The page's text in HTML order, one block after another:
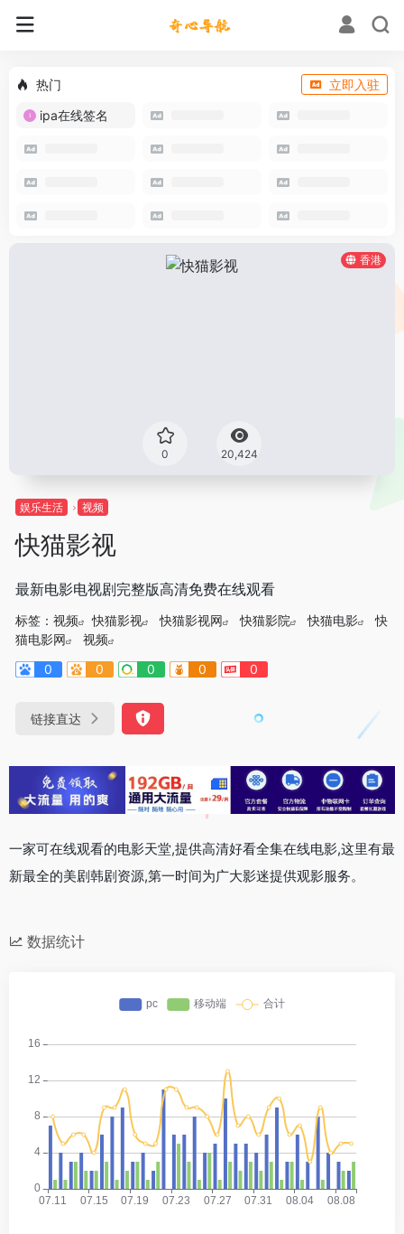
热门
立即入驻
ipa在线签名
香港
0 20,424
娱乐生活 视频
快猫影视
最新电影电视剧完整版高清免费在线观看
标签： 视频 快猫影视 快猫影视网 快猫影院 快猫电影
快
猫电影网
视频
0
0 0 0 0
链接直达
一家可在线观看的电影天堂,提供高清好看全集在线电影,这里有最
新最全的美剧韩剧资源,第一时间为广大影迷提供观影服务。
数据统计